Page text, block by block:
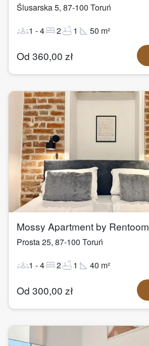
Ślusarska 5, 87-100 Toruń
groups1 -4bed2bathtub1 square_foot 50 m²
Od 360,00 zł
1 /13
Mossy Apartment by Rentoom
Prosta 25, 87-100 Toruń
groups1 -4bed2bathtub1 square_foot 40 m²
Od 300,00 zł